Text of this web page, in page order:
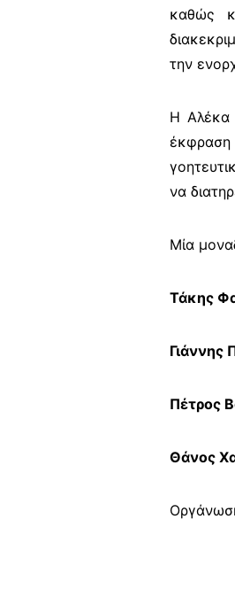
καθώς
την
Η Αλέκα
έκφραση
να
Μία
Τάκης
Γιάννης
Πέτρος
Θάνος